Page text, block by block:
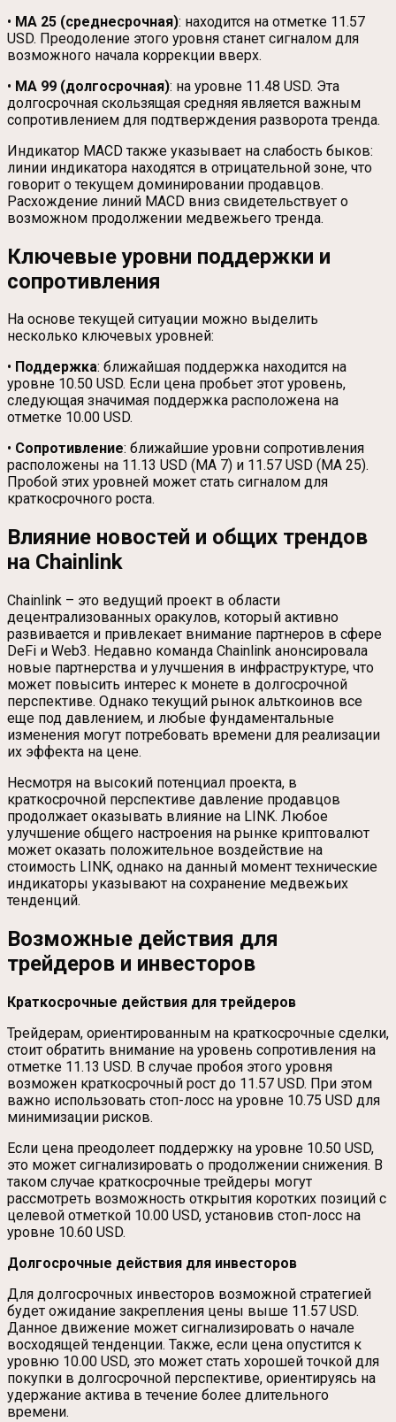
• MA 25 (среднесрочная): находится на отметке 11.57
USD. Преодоление этого уровня станет сигналом для
возможного начала коррекции вверх.
• MA 99 (долгосрочная): на уровне 11.48 USD. Эта
долгосрочная скользящая средняя является важным
сопротивлением для подтверждения разворота тренда.
Индикатор MACD также указывает на слабость быков:
линии индикатора находятся в отрицательной зоне, что
говорит о текущем доминировании продавцов.
Расхождение линий MACD вниз свидетельствует о
возможном продолжении медвежьего тренда.
Ключевые уровни поддержки и
сопротивления
На основе текущей ситуации можно выделить
несколько ключевых уровней:
• Поддержка: ближайшая поддержка находится на
уровне 10.50 USD. Если цена пробьет этот уровень,
следующая значимая поддержка расположена на
отметке 10.00 USD.
• Сопротивление: ближайшие уровни сопротивления
расположены на 11.13 USD (MA 7) и 11.57 USD (MA 25).
Пробой этих уровней может стать сигналом для
краткосрочного роста.
Влияние новостей и общих трендов
на Chainlink
Chainlink – это ведущий проект в области
децентрализованных оракулов, который активно
развивается и привлекает внимание партнеров в сфере
DeFi и Web3. Недавно команда Chainlink анонсировала
новые партнерства и улучшения в инфраструктуре, что
может повысить интерес к монете в долгосрочной
перспективе. Однако текущий рынок альткоинов все
еще под давлением, и любые фундаментальные
изменения могут потребовать времени для реализации
их эффекта на цене.
Несмотря на высокий потенциал проекта, в
краткосрочной перспективе давление продавцов
продолжает оказывать влияние на LINK. Любое
улучшение общего настроения на рынке криптовалют
может оказать положительное воздействие на
стоимость LINK, однако на данный момент технические
индикаторы указывают на сохранение медвежьих
тенденций.
Возможные действия для
трейдеров и инвесторов
Краткосрочные действия для трейдеров
Трейдерам, ориентированным на краткосрочные сделки,
стоит обратить внимание на уровень сопротивления на
отметке 11.13 USD. В случае пробоя этого уровня
возможен краткосрочный рост до 11.57 USD. При этом
важно использовать стоп-лосс на уровне 10.75 USD для
минимизации рисков.
Если цена преодолеет поддержку на уровне 10.50 USD,
это может сигнализировать о продолжении снижения. В
таком случае краткосрочные трейдеры могут
рассмотреть возможность открытия коротких позиций с
целевой отметкой 10.00 USD, установив стоп-лосс на
уровне 10.60 USD.
Долгосрочные действия для инвесторов
Для долгосрочных инвесторов возможной стратегией
будет ожидание закрепления цены выше 11.57 USD.
Данное движение может сигнализировать о начале
восходящей тенденции. Также, если цена опустится к
уровню 10.00 USD, это может стать хорошей точкой для
покупки в долгосрочной перспективе, ориентируясь на
удержание актива в течение более длительного
времени.